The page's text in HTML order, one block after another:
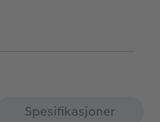
Spesifikasjoner